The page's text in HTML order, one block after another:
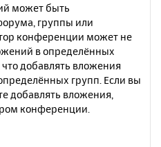
может быть
группы или
конференции может не
в определённых
добавлять вложения
групп. Если вы
добавлять вложения,
конференции.